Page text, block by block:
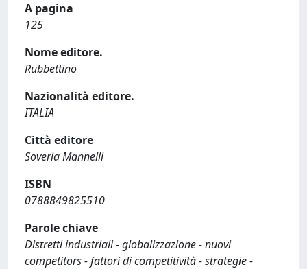
A pagina
125
Nome editore.
Rubbettino
Nazionalità editore.
ITALIA
Città editore
Soveria Mannelli
ISBN
0788849825510
Parole chiave
Distretti industriali - globalizzazione - nuovi
competitors - fattori di competitività - strategie -